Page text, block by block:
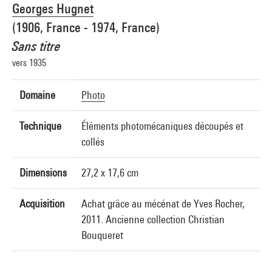
Georges Hugnet
(1906, France - 1974, France)
Sans titre
vers 1935
Domaine Photo
Technique
Éléments photomécaniques découpés et
collés
Dimensions 27,2 x 17,6 cm
Acquisition
Achat grâce au mécénat de Yves Rocher,
2011. Ancienne collection Christian
Bouqueret
Crédit photographique : Centre Pompidou, MNAM-CCI/Philippe Migeat/Dist.
GrandPalaisRmn
Réf. image : 4N91694
Diffusion image :